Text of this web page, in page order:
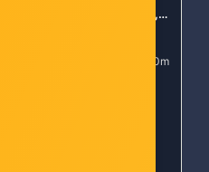
resin, 55 mm x 300 m,
Šifra: mic-res-055mm-300m